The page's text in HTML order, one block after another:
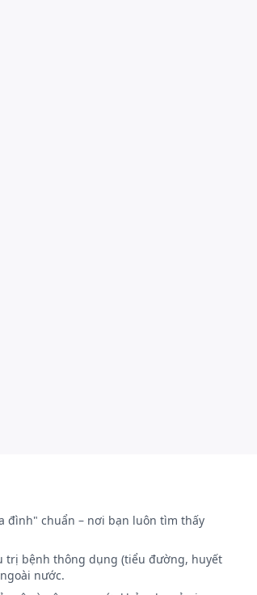
đình" chuẩn – nơi bạn luôn tìm thấy
trị bệnh thông dụng (tiểu đường, huyết
nước.